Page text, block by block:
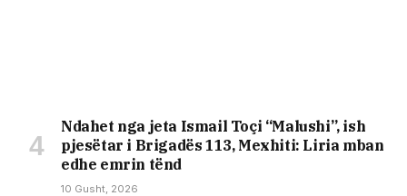
Ndahet nga jeta Ismail Toçi “Malushi”, ish
pjesëtar i Brigadës 113, Mexhiti: Liria mban
edhe emrin tënd
10 Gusht, 2026